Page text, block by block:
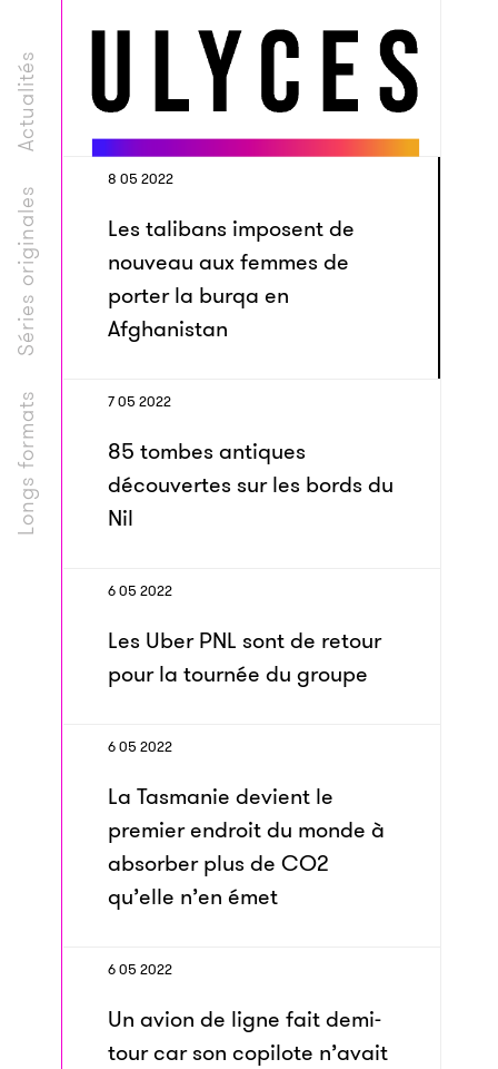
Longs formats
Séries originales
Actualités
8 05 2022
Les talibans imposent de
nouveau aux femmes de
porter la burqa en
Afghanistan
7 05 2022
85 tombes antiques
découvertes sur les bords du
Nil
6 05 2022
Les Uber PNL sont de retour
pour la tournée du groupe
6 05 2022
La Tasmanie devient le
premier endroit du monde à
absorber plus de CO2
qu’elle n’en émet
6 05 2022
Un avion de ligne fait demi-
tour car son copilote n’avait